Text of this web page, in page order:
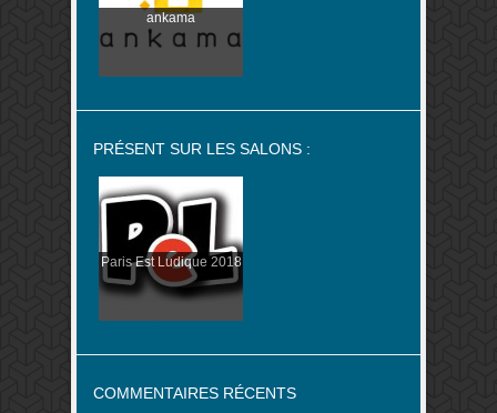
ankama
PRÉSENT SUR LES SALONS :
Paris Est Ludique 2018
COMMENTAIRES RÉCENTS